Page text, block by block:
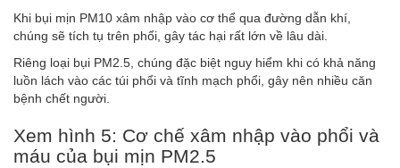
Khi bụi mịn PM10 xâm nhập vào cơ thể qua đường dẫn khí,
chúng sẽ tích tụ trên phổi, gây tác hại rất lớn về lâu dài.
Riêng loại bụi PM2.5, chúng đặc biệt nguy hiểm khi có khả năng
luồn lách vào các túi phổi và tĩnh mạch phổi, gây nên nhiều căn
bệnh chết người.
Xem hình 5: Cơ chế xâm nhập vào phổi và
máu của bụi mịn PM2.5